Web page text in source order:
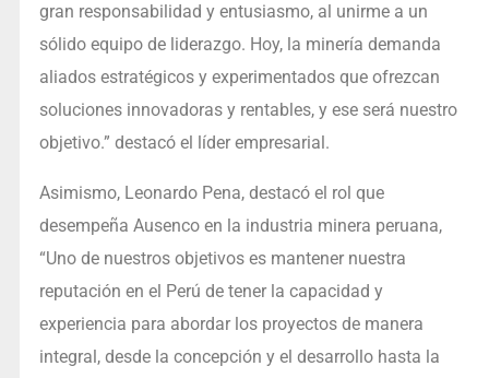
gran responsabilidad y entusiasmo, al unirme a un
sólido equipo de liderazgo. Hoy, la minería demanda
aliados estratégicos y experimentados que ofrezcan
soluciones innovadoras y rentables, y ese será nuestro
objetivo.” destacó el líder empresarial.
Asimismo, Leonardo Pena, destacó el rol que
desempeña Ausenco en la industria minera peruana,
“Uno de nuestros objetivos es mantener nuestra
reputación en el Perú de tener la capacidad y
experiencia para abordar los proyectos de manera
integral, desde la concepción y el desarrollo hasta la